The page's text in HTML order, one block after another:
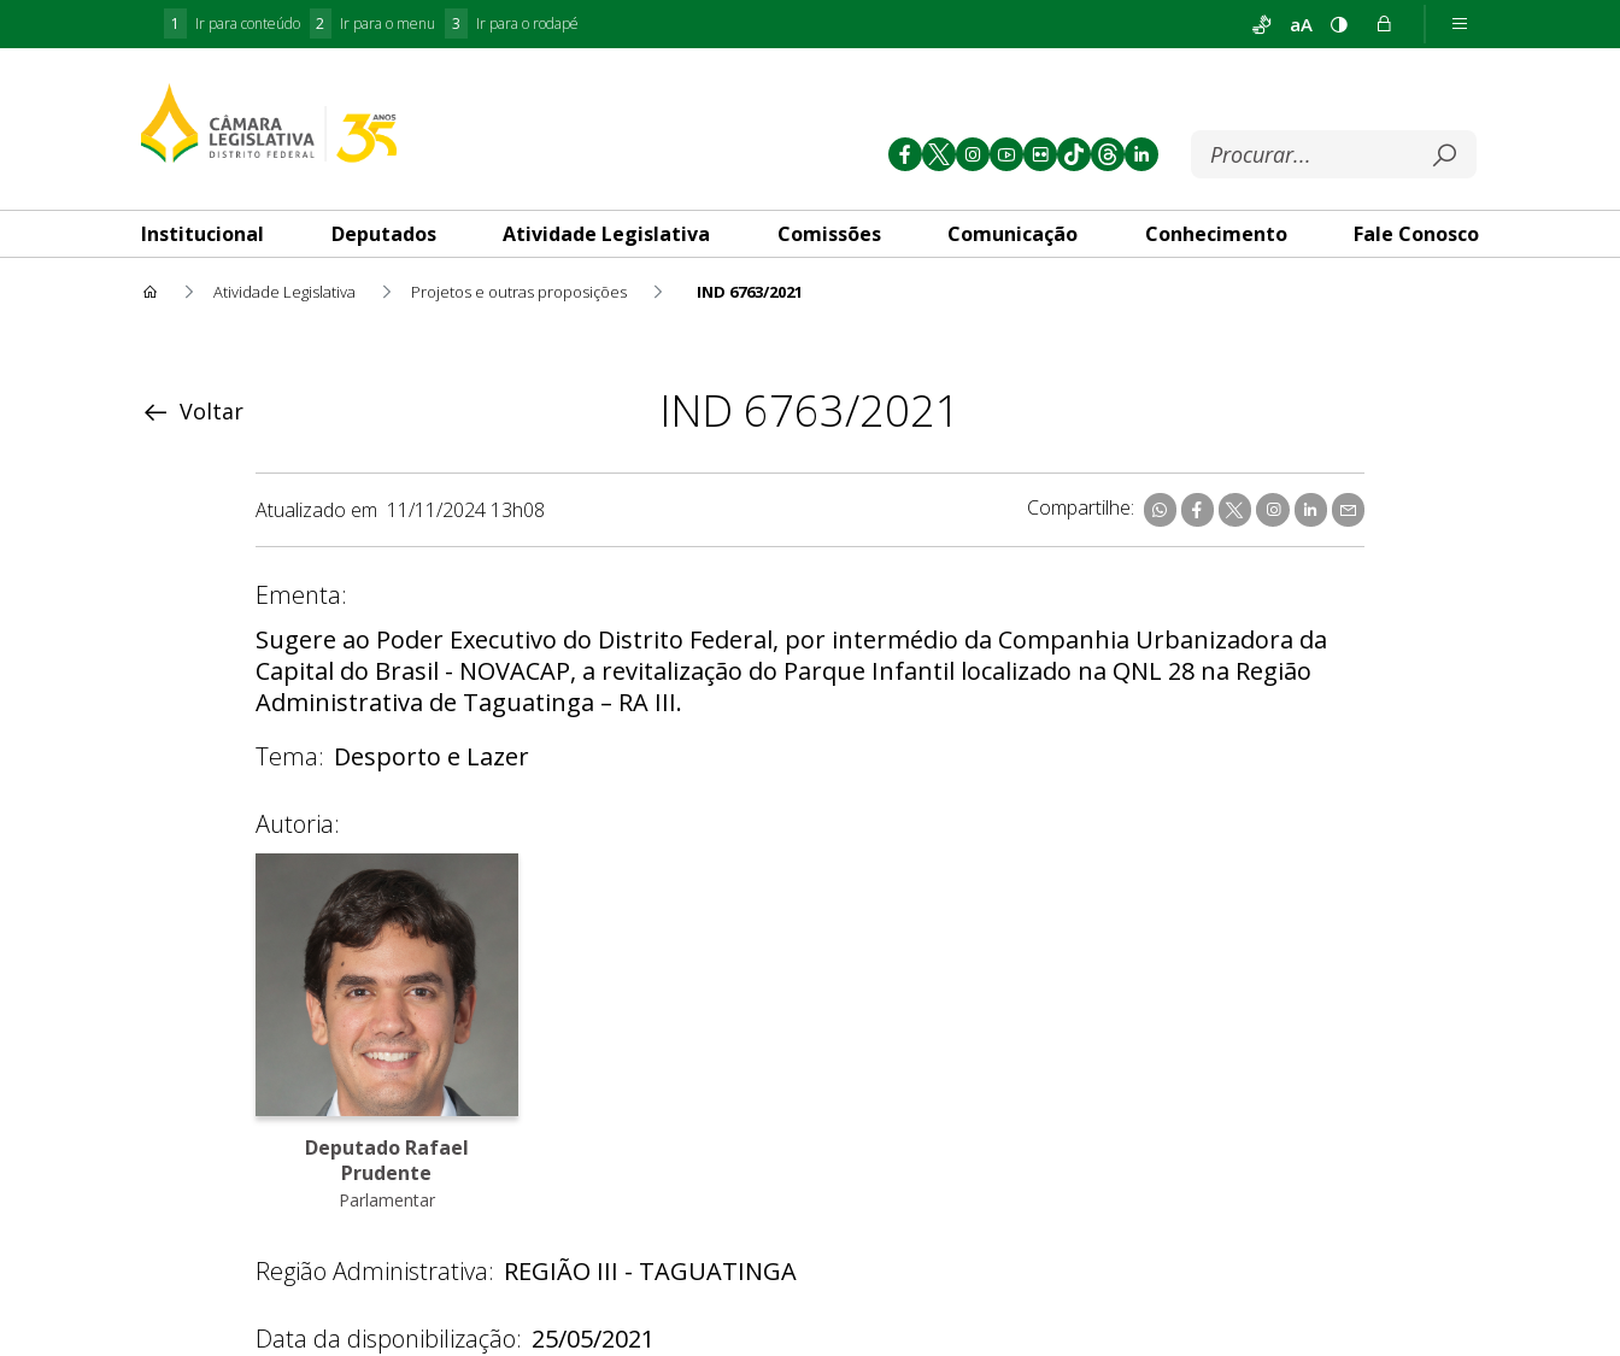
1 Ir para conteúdo 2 Ir para o menu 3 Ir para o rodapé aA
Institucional Deputados Atividade Legislativa Comissões Comunicação Conhecimento Fale Conosco
Atividade Legislativa Projetos e outras proposições IND 6763/2021
IND 6763/2021
Voltar
Atualizado em 11/11/2024 13h08 Compartilhe:
Ementa:
Sugere ao Poder Executivo do Distrito Federal, por intermédio da Companhia Urbanizadora da
Capital do Brasil - NOVACAP, a revitalização do Parque Infantil localizado na QNL 28 na Região
Administrativa de Taguatinga – RA III.
Tema: Desporto e Lazer
Autoria:
Deputado Rafael
Prudente
Parlamentar
Região Administrativa: REGIÃO III - TAGUATINGA
Data da disponibilização: 25/05/2021